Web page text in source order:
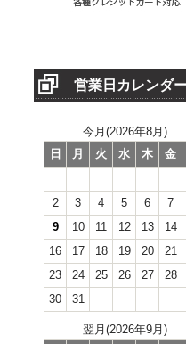
営業日カレンダ
今月(2026年8月)
日
月 火 水 木 金
2
3 4 5 6 7
9
10 11 12 13 14
16
17 18 19 20 21
23
24 25 26 27 28
30
31
翌月(2026年9月)